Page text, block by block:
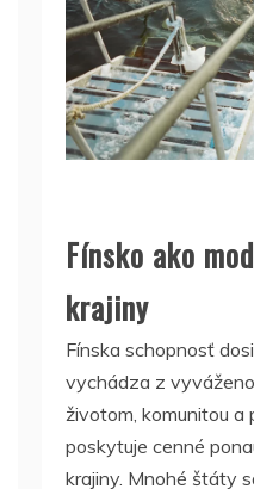
Fínsko ako
krajiny
Fínska schopnosť
vychádza z
životom, komunitou a
poskytuje cenné
krajiny. Mnohé štáty